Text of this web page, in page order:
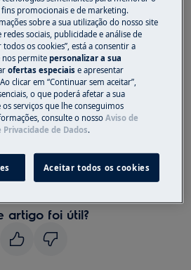
o visor do tempo
2 a 3 minutos após o
para poupar
quando inicia o
é possível desligar o modo
se tal estiver descrito
na secção dedicada da
.
artigo foi útil?
promocionais e de marketing.
sobre a sua utilização do nosso site
sociais, publicidade e análise de
os cookies”, está a consentir a
nos permitepersonalizar a sua
ofertas especiaise apresentar
clicar em “Continuar sem aceitar”,
o que poderá afetar a sua
serviços que lhe conseguimos
consulte o nossoAviso de
Privacidade de Dados.
Aceitar todos os cookies